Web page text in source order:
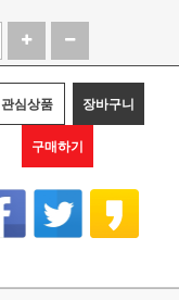
관심상품 장바구니
구매하기